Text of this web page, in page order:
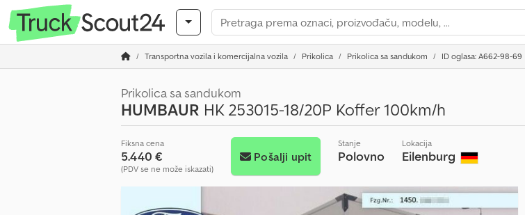
Transportna vozila i komercijalna vozila Prikolica Prikolica sa sandukom ID oglasa: A662-98-69
Prikolica sa sandukom
HUMBAUR HK 253015-18/20P Koffer 100km/h
Fiksna cena
5.440 €
(PDV se ne može iskazati)
Pošalji upit
Stanje
Polovno
Lokacija
Eilenburg